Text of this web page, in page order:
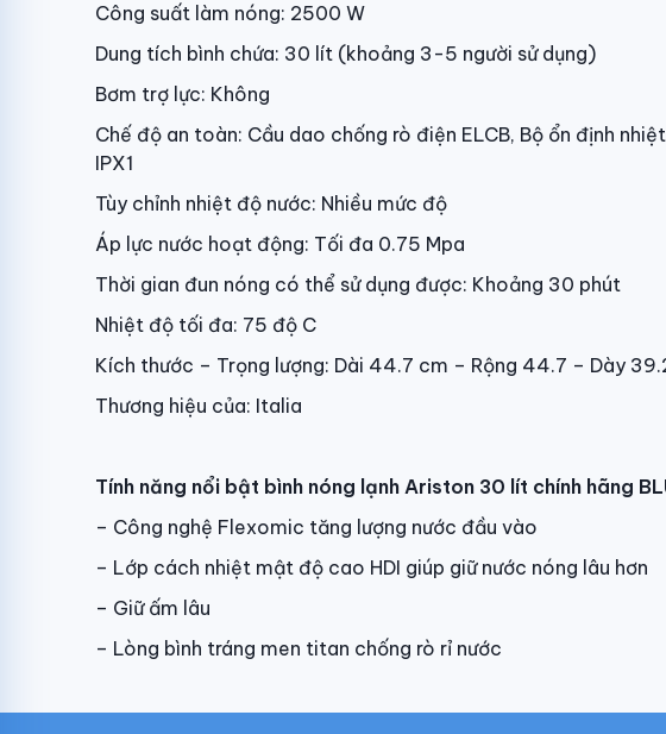
Công suất làm nóng: 2500 W
Dung tích bình chứa: 30 lít (khoảng 3-5 người sử dụng)
Bơm trợ lực: Không
Chế độ an toàn: Cầu dao chống rò điện ELCB, Bộ ổn định
IPX1
Tùy chỉnh nhiệt độ nước: Nhiều mức độ
Áp lực nước hoạt động: Tối đa 0.75 Mpa
Thời gian đun nóng có thể sử dụng được: Khoảng 30 phút
Nhiệt độ tối đa: 75 độ C
Kích thước – Trọng lượng: Dài 44.7 cm – Rộng 44.7 – Dày
Thương hiệu của: Italia
Tính năng nổi bật bình nóng lạnh Ariston 30 lít chính hãng
– Công nghệ Flexomic tăng lượng nước đầu vào
– Lớp cách nhiệt mật độ cao HDI giúp giữ nước nóng lâu hơn
– Giữ ấm lâu
– Lòng bình tráng men titan chống rò rỉ nước